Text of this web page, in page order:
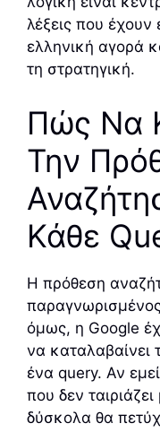
λέξεις που έχουν
ελληνική αγορά
τη στρατηγική.
Πώς Να
Την
Κάθε
Η πρόθεση
όμως, η Google
να καταλαβαίνει
ένα query. Αν
που δεν
δύσκολα θα